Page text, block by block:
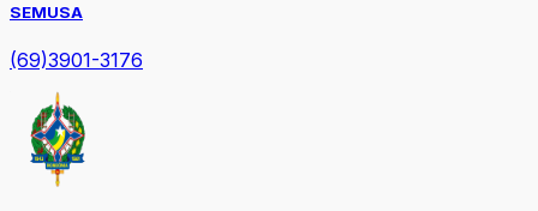
SEMUSA
(69)3901-3176